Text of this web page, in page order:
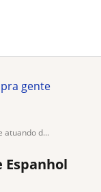
gente
atuando d...